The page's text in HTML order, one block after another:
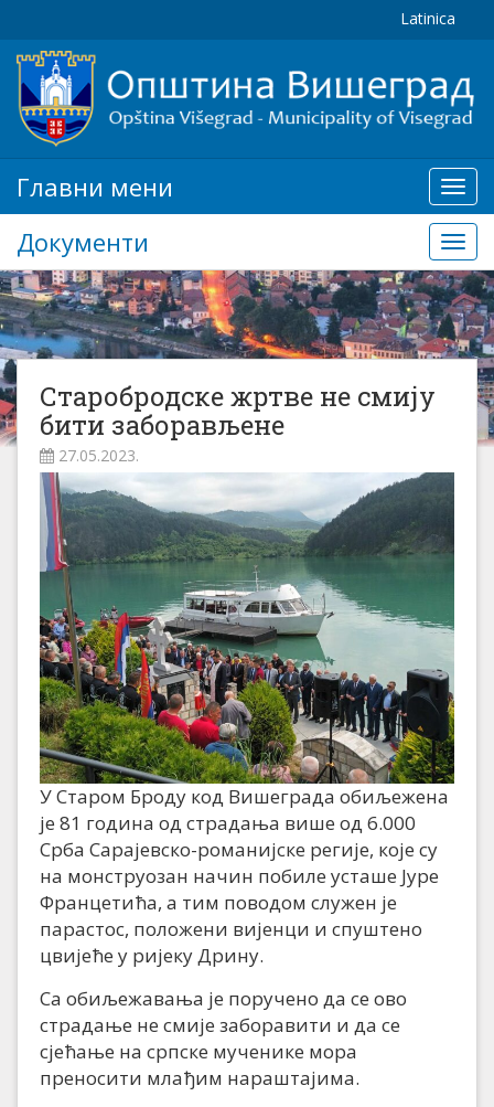
Latinica
мени
Главни мени
Документи
Старобродске жртве не смију
бити заборављене
27.05.2023.
У Старом Броду код Вишеграда обиљежена
је 81 година од страдања више од 6.000
Срба Сарајевско-романијске регије, које су
на монструозан начин побиле усташе Јуре
Францетића, а тим поводом служен је
парастос, положени вијенци и спуштено
цвијеће у ријеку Дрину.
Са обиљежавања је поручено да се ово
страдање не смије заборавити и да се
сјећање на српске мученике мора
преносити млађим нараштајима.